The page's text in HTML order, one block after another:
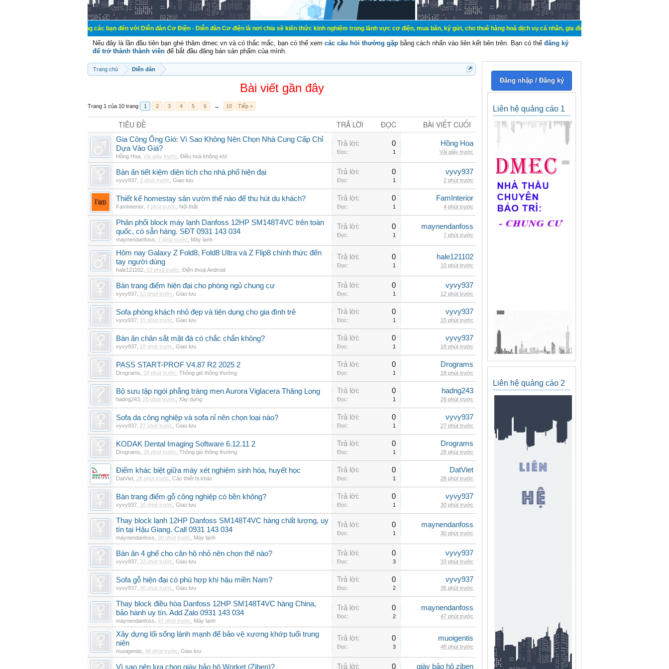
Chào mừng các bạn đến với Diễn đàn Cơ Điện - Diễn đàn Cơ điện là nơi chia sẽ kiến thức kinh nghiệm trong lãnh vực cơ điện, mua bán, ký gửi, cho thuê hàng hoá dịch vụ cá nhân, gia đình. Mua bán, ký gửi, cho thuê thiết
Nếu đây là lần đầu tiên bạn ghé thăm dmec.vn và có thắc mắc, bạn có thể xem các câu hỏi thường gặp bằng cách nhấn vào liên kết bên trên. Bạn có thể đăng ký
để trở thành thành viên để bắt đầu đăng bán sản phẩm của mình.
Trang chủ Diễn đàn
Bài viết gần đây
Trang 1 của 10 trang 1 2 3 4 5 6 → 10 Tiếp >
TIÊU ĐỀ TRẢ LỜI ĐỌC BÀI VIẾT CUỐI
Gia Công Ống Gió: Vì Sao Không Nên Chọn Nhà Cung Cấp Chỉ
Dựa Vào Giá?
Hồng Hoa Vài giây trước Điều hoà không khí
Trả lời: 0
Đọc: 1
Hồng Hoa
Vài giây trước
Bàn ăn tiết kiệm diện tích cho nhà phố hiện đại
vyvy937 2 phút trước Giao lưu
Trả lời: 0
Đọc: 1
vyvy937
2 phút trước
Thiết kế homestay sân vườn thế nào để thu hút du khách?
FamInterior, 4 phút trước Nội thất
Trả lời: 0
Đọc: 1
FamInterior
4 phút trước
Phân phối block máy lạnh Danfoss 12HP SM148T4VC trên toàn
quốc, có sẵn hàng. SĐT 0931 143 034
maynendanfoss 7 phút trước Máy lạnh
Trả lời: 0
Đọc: 1
maynendanfoss
7 phút trước
Hôm nay Galaxy Z Fold8, Fold8 Ultra và Z Flip8 chính thức đến
tay người dùng
hale121102 10 phút trước Điện thoại Android
Trả lời: 0
Đọc: 1
hale121102
10 phút trước
Bàn trang điểm hiện đại cho phòng ngủ chung cư
vyvy937 12 phút trước Giao lưu
Trả lời: 0
Đọc: 1
vyvy937
12 phút trước
Sofa phòng khách nhỏ đẹp và tiện dụng cho gia đình trẻ
vyvy937 15 phút trước Giao lưu
Trả lời: 0
Đọc: 1
vyvy937
15 phút trước
Bàn ăn chân sắt mặt đá có chắc chắn không?
vyvy937 18 phút trước Giao lưu
Trả lời: 0
Đọc: 1
vyvy937
18 phút trước
PASS START-PROF V4.87 R2 2025 2
Drograms 18 phút trước Thông gió thông thường
Trả lời: 0
Đọc: 1
Drograms
18 phút trước
Bộ sưu tập ngói phẳng tráng men Aurora Viglacera Thăng Long
hadng243 26 phút trước Xây dựng
Trả lời: 0
Đọc: 1
hadng243
26 phút trước
Sofa da công nghiệp và sofa nỉ nên chọn loại nào?
vyvy937 27 phút trước Giao lưu
Trả lời: 0
Đọc: 1
vyvy937
27 phút trước
KODAK Dental Imaging Software 6.12.11 2
Drograms 28 phút trước Thông gió thông thường
Trả lời: 0
Đọc: 1
Drograms
28 phút trước
Điểm khác biệt giữa máy xét nghiệm sinh hóa, huyết học
DatViet 28 phút trước Các thiết bị khác
Trả lời: 0
Đọc: 1
DatViet
28 phút trước
Bàn trang điểm gỗ công nghiệp có bền không?
vyvy937 30 phút trước Giao lưu
Trả lời: 0
Đọc: 1
vyvy937
30 phút trước
Thay block lạnh 12HP Danfoss SM148T4VC hàng chất lượng, uy
tín tại Hậu Giang. Call 0931 143 034
maynendanfoss 30 phút trước Máy lạnh
Trả lời: 0
Đọc: 1
maynendanfoss
30 phút trước
Bàn ăn 4 ghế cho căn hộ nhỏ nên chọn thế nào?
vyvy937 33 phút trước Giao lưu
Trả lời: 0
Đọc: 3
vyvy937
33 phút trước
Sofa gỗ hiện đại có phù hợp khí hậu miền Nam?
vyvy937 36 phút trước Giao lưu
Trả lời: 0
Đọc: 2
vyvy937
36 phút trước
Thay block điều hòa Danfoss 12HP SM148T4VC hàng China,
bảo hành uy tín. Add Zalo 0931 143 034
maynendanfoss 47 phút trước Máy lạnh
Trả lời: 0
Đọc: 2
maynendanfoss
47 phút trước
Xây dựng lối sống lành mạnh để bảo vệ xương khớp tuổi trung
niên
muoigentis 48 phút trước Giao lưu
Trả lời: 0
Đọc: 3
muoigentis
48 phút trước
Vì sao nên lựa chọn giày bảo hộ Worket (Ziben)? Trả lời: 0 giày bảo hộ ziben
Đăng nhập / Đăng ký
Liên hệ quảng cáo 1
Liên hệ quảng cáo 2